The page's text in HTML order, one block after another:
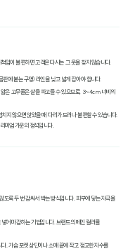
임이 불편하면 고객은 다시는 그 옷을 찾지 않습니다.
에 붙는 구멍) 라인을 낮고 넓게 잡아야 합니다.
은 고무줄은 살을 파고들 수 있으므로, 3~4cm 너비의
지 않으면 앉았을 때 다리가 드러나 불편할 수 있습니다.
미엄 가운의 정석입니다.
도록 두 번 감싸서 박는 방식입니다. 피부에 닿는 자극을
어 마감하는 기법입니다. 브랜드의 메인 컬러를
. 가슴 포켓 상단이나 소매 끝에 작고 정교한 자수를